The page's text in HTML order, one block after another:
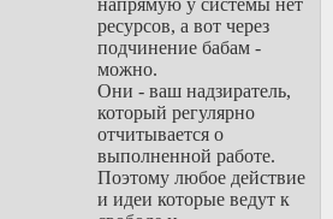
буффер из самок, а
молодых мужчин
постоянно опускать не
давая возможности стать
вожаком, через
алкашку, бабское
воспитание, контроль в
школе, пропаганду
ложных ценностей,
напрямую у системы нет
ресурсов, а вот через
подчинение бабам -
можно.
Они - ваш надзиратель,
который регулярно
отчитывается о
выполненной работе.
Поэтому любое действие
и идеи которые ведут к